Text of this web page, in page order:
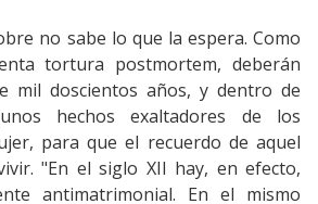
no sabe lo que la espera. Como
tortura postmortem, deberán
mil doscientos años, y dentro de
hechos exaltadores de los
para que el recuerdo de aquel
"En el siglo XII hay, en efecto,
antimatrimonial. En el mismo